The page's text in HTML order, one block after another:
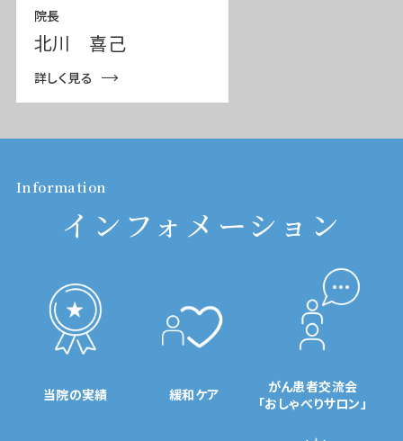
院長
北川 喜己
詳しく見る
Information
インフォメーション
当院の実績 緩和ケア
がん患者交流会
「おしゃべりサロン」